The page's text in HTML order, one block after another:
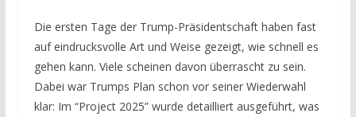
Die ersten Tage der Trump-Präsidentschaft haben fast
auf eindrucksvolle Art und Weise gezeigt, wie schnell es
gehen kann. Viele scheinen davon überrascht zu sein.
Dabei war Trumps Plan schon vor seiner Wiederwahl
klar: Im “Project 2025” wurde detailliert ausgeführt, was